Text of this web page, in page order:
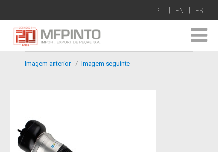
PT EN ES
Imagem anterior Imagem seguinte